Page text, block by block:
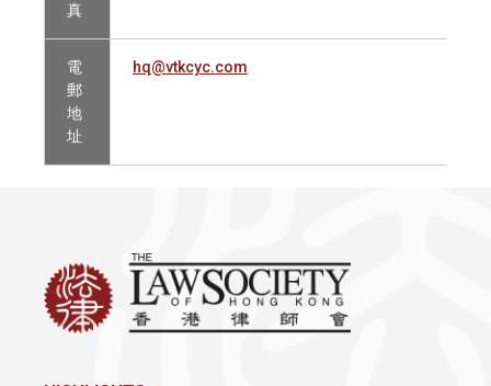
真
電
郵
地
址
hq@vtkcyc.com